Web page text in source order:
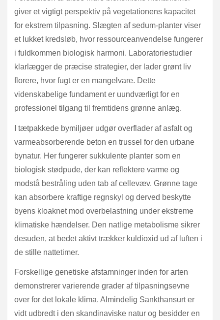
giver et vigtigt perspektiv på vegetationens kapacitet
for ekstrem tilpasning. Slægten af sedum-planter viser
et lukket kredsløb, hvor ressourceanvendelse fungerer
i fuldkommen biologisk harmoni. Laboratoriestudier
klarlægger de præcise strategier, der lader grønt liv
florere, hvor fugt er en mangelvare. Dette
videnskabelige fundament er uundværligt for en
professionel tilgang til fremtidens grønne anlæg.
I tætpakkede bymiljøer udgør overflader af asfalt og
varmeabsorberende beton en trussel for den urbane
bynatur. Her fungerer sukkulente planter som en
biologisk stødpude, der kan reflektere varme og
modstå bestråling uden tab af cellevæv. Grønne tage
kan absorbere kraftige regnskyl og derved beskytte
byens kloaknet mod overbelastning under ekstreme
klimatiske hændelser. Den natlige metabolisme sikrer
desuden, at bedet aktivt trækker kuldioxid ud af luften i
de stille nattetimer.
Forskellige genetiske afstamninger inden for arten
demonstrerer varierende grader af tilpasningsevne
over for det lokale klima. Almindelig Sankthansurt er
vidt udbredt i den skandinaviske natur og besidder en